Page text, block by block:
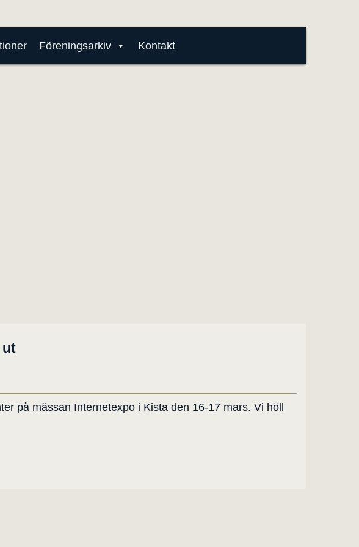
Föreningsarkiv Kontakt
ut
på mässan Internetexpo i Kista den 16-17 mars. Vi höll